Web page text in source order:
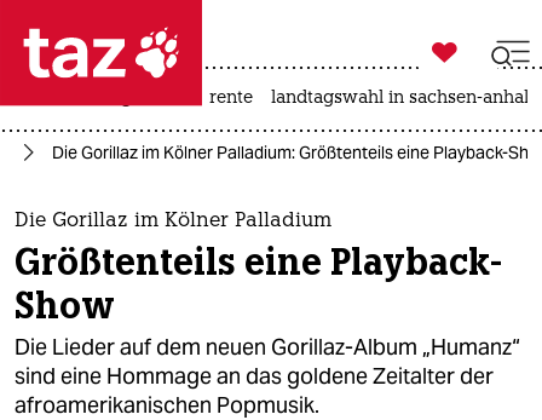
 taz zahl ich
taz zahl ich
themen
politik
öko
gesellschaft

taz zahl ich
rente landtagswahl in sachsen-anhalt
Die Gorillaz im Kölner Palladium: Größtenteils eine Playback-
Die Gorillaz im Kölner Palladium
Größtenteils eine Playback-
Show
Die Lieder auf dem neuen Gorillaz-Album „Humanz“
sind eine Hommage an das goldene Zeitalter der
afroamerikanischen Popmusik.